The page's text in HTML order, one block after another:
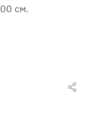
см.